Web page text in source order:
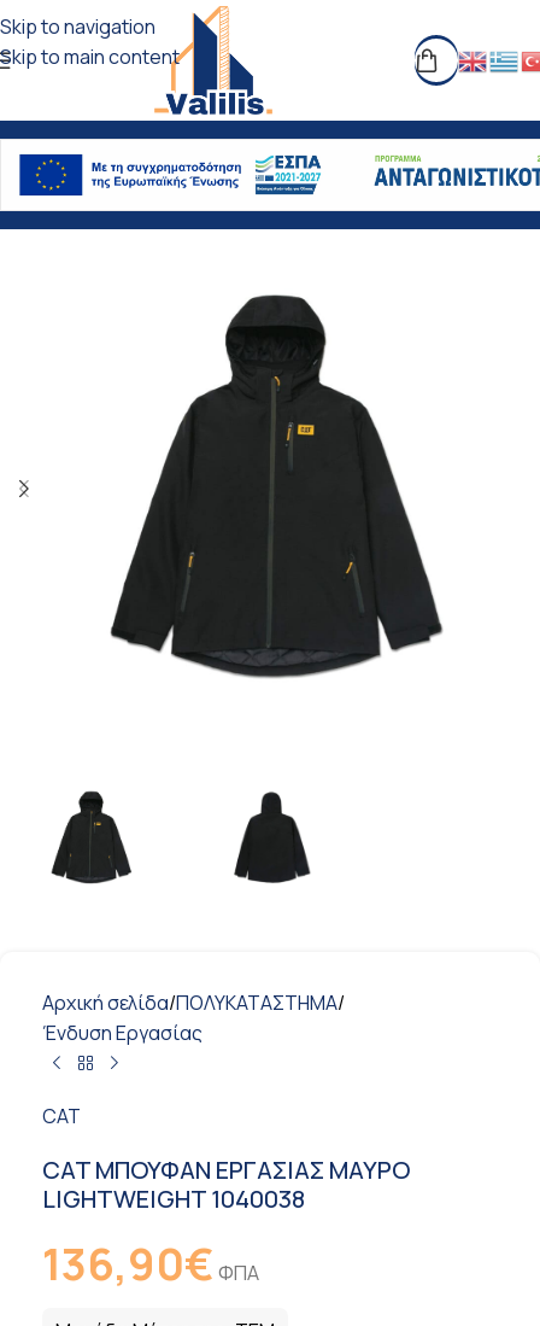
Skip to navigation
Skip to main content
Αρχική σελίδα/ΠΟΛΥΚΑΤΑΣΤΗΜΑ/
Ένδυση Εργασίας
CAT
CAT ΜΠΟΥΦΑΝ ΕΡΓΑΣΙΑΣ ΜΑΥΡΟ
LIGHTWEIGHT 1040038
136,90€ ΦΠΑ